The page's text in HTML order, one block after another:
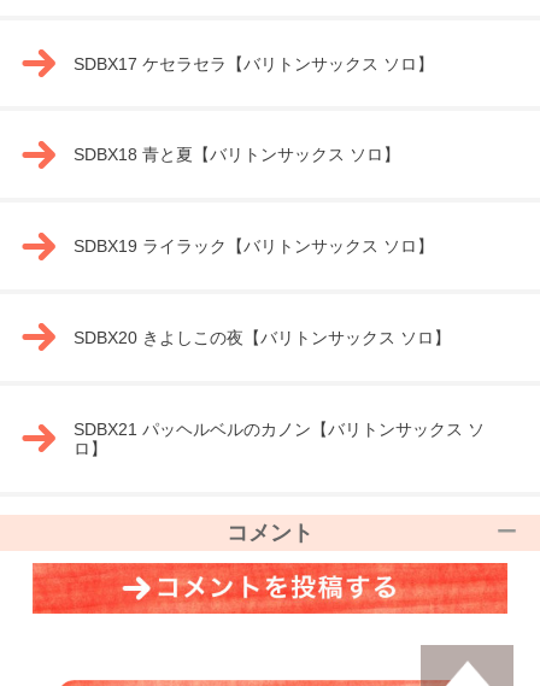
SDBX17 ケセラセラ【バリトンサックス ソロ】
SDBX18 青と夏【バリトンサックス ソロ】
SDBX19 ライラック【バリトンサックス ソロ】
SDBX20 きよしこの夜【バリトンサックス ソロ】
SDBX21 パッヘルベルのカノン【バリトンサックス ソ
ロ】
コメント